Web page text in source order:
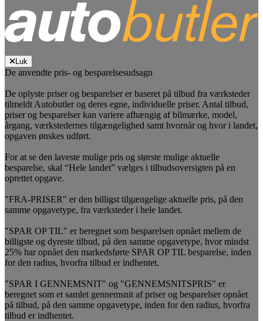
Luk
De anvendte pris- og besparelsesudsagn
De oplyste priser og besparelser er baseret på tilbud fra værksteder
tilmeldt Autobutler og deres egne, individuelle priser. Antal tilbud,
priser og besparelser kan variere afhængig af bilmærke, model,
årgang, værkstedernes tilgængelighed samt hvornår og hvor i landet,
opgaven ønskes udført.
For at se den laveste mulige pris og største mulige aktuelle
besparelse, skal “Hele landet” vælges i tilbudsoversigten på en
oprettet opgave.
"FRA-PRISER" er den billigst tilgængelige aktuelle pris, på den
samme opgavetype, fra værksteder i hele landet.
"SPAR OP TIL" er beregnet som besparelsen opnået mellem de
billigste og dyreste tilbud, på den samme opgavetype, hvor mindst
25% har opnået den markedsførte SPAR OP TIL besparelse, inden
for den radius, hvorfra tilbud er indhentet.
"SPAR I GENNEMSNIT" og "GENNEMSNITSPRIS" er
beregnet som et samlet gennemsnit af priser og besparelser opnået
på tilbud, på den samme opgavetype, inden for den radius, hvorfra
tilbud er indhentet.